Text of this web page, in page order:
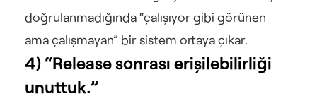
doğrulanmadığında “çalışıyor gibi görünen
ama çalışmayan” bir sistem ortaya çıkar.
4) “Release sonrası erişilebilirliği
unuttuk.”